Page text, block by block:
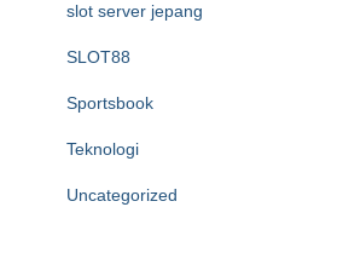
slot server jepang
SLOT88
Sportsbook
Teknologi
Uncategorized